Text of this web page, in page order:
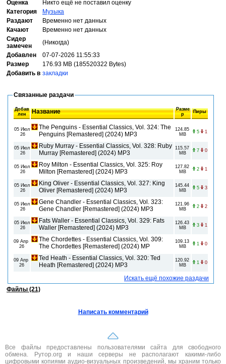
Оценка
Никто ещё не поставил оценку
Категория
Музыка
Раздают
Временно нет данных
Качают
Временно нет данных
Сидер
замечен
(Никогда)
Добавлен
07-07-2026 11:55:33
Размер
176.93 MB (185520322 Bytes)
Добавить в закладки
Связанные раздачи
Добав
лен
Название
Разме
р
Пиры
05 Июл
26
The Penguins - Essential Classics, Vol. 324: The
Penguins [Remastered] (2024) MP3
124.85
MB
5 1
05 Июл
26
Ruby Murray - Essential Classics, Vol. 328: Ruby
Murray [Remastered] (2024) MP3
115.57
MB
7 0
05 Июл
26
Roy Milton - Essential Classics, Vol. 325: Roy
Milton [Remastered] (2024) MP3
127.82
MB
2 1
05 Июл
26
King Oliver - Essential Classics, Vol. 327: King
Oliver [Remastered] (2024) MP3
145.44
MB
5 3
05 Июл
26
Gene Chandler - Essential Classics, Vol. 323:
Gene Chandler [Remastered] (2024) MP3
121.96
MB
2 2
05 Июл
26
Fats Waller - Essential Classics, Vol. 329: Fats
Waller [Remastered] (2024) MP3
126.43
MB
3 1
09 Апр
26
The Chordettes - Essential Classics, Vol. 309:
The Chordettes [Remastered] (2024) MP
109.13
MB
1 0
09 Апр
26
Ted Heath - Essential Classics, Vol. 320: Ted
Heath [Remastered] (2024) MP3
120.92
MB
1 0
Искать ещё похожие раздачи
Файлы (21)
Написать комментарий
Все файлы предоставлены пользователями сайта для свободного
обмена. Рутор.org и наши серверы не располагают какими-либо
цифровыми копиями аудио-визуальных произведений, мы храним только